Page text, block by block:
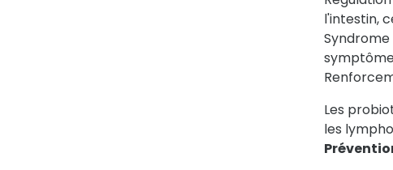
l'intestin,
Les
les